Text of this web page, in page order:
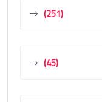
(251)
(45)